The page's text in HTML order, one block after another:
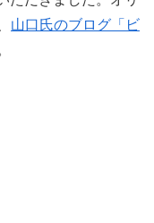
山口氏のブログ「ビ